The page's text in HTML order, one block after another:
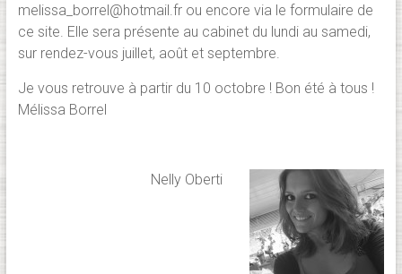
melissa_borrel@hotmail.fr ou encore via le formulaire de
ce site. Elle sera présente au cabinet du lundi au samedi,
sur rendez-vous juillet, août et septembre.
Je vous retrouve à partir du 10 octobre ! Bon été à tous !
Mélissa Borrel
Nelly Oberti